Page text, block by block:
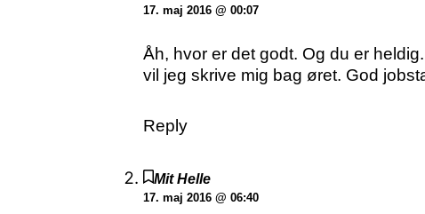
17. maj 2016 @ 00:07
Åh, hvor er det godt. Og du er
vil jeg skrive mig bag øret. God
Reply
Mit Helle
17. maj 2016 @ 06:40